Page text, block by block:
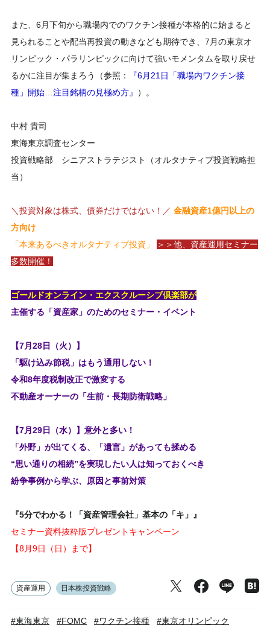
また、6月下旬から職場内でのワクチン接種が本格的に始まると
見られることや配当再投資の動きなども期待でき、7月の東京オ
リンピック・パラリンピックに向けて強いモメンタムを取り戻せ
るかに注目が集まろう（参照：
『6月21日「職場内ワクチン接
種」開始…注目銘柄の見極め方』
）。
中村 貴司
東海東京調査センター
投資戦略部 シニアストラテジスト（オルタナティブ投資戦略担
当）
＼投資対象は株式、債券だけではない！／ 金融資産1億円以上の
方向け
「本来あるべきオルタナティブ投資」
＞＞他、資産運用セミナー
多数開催！
ゴールドオンライン・エクスクルーシブ倶楽部が
主催する「資産家」のためのセミナー・イベント
【7月28日（火）】
「駆け込み節税」はもう通用しない！
令和8年度税制改正で激変する
不動産オーナーの「生前・長期防衛戦略」
【7月29日（水）】意外と多い！
「外野」が出てくる、「遺言」があっても揉める
“思い通りの相続”を実現したい人は知っておくべき
紛争事例から学ぶ、原因と事前対策
『5分でわかる！「資産管理会社」基本の「キ」』
セミナー資料抜粋版プレゼントキャンペーン
【8月9日（日）まで】
資産運用 日本株投資戦略
#東海東京 #FOMC #ワクチン接種 #東京オリンピック